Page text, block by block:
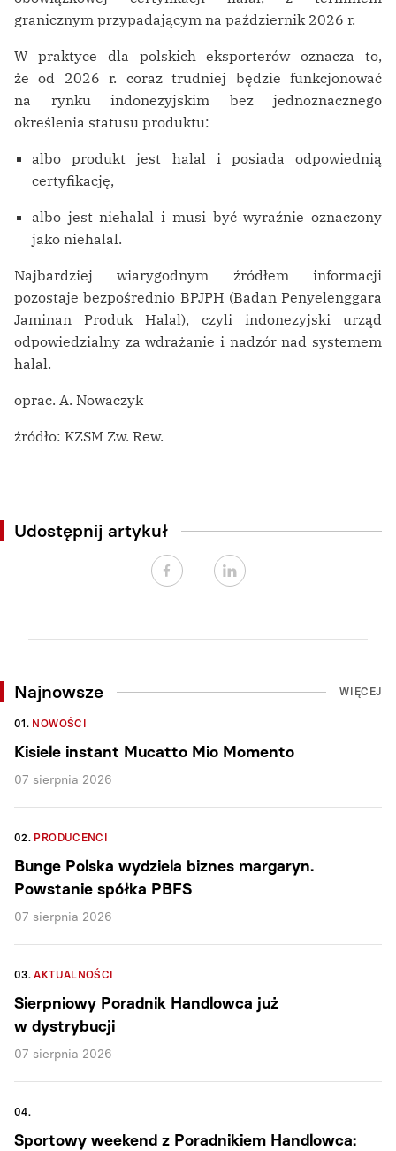
granicznym przypadającym na październik 2026 r.
W praktyce dla polskich eksporterów oznacza to,
że od 2026 r. coraz trudniej będzie funkcjonować
na rynku indonezyjskim bez jednoznacznego
określenia statusu produktu:
albo produkt jest halal i posiada odpowiednią
certyfikację,
albo jest niehalal i musi być wyraźnie oznaczony
jako niehalal.
Najbardziej wiarygodnym źródłem informacji
pozostaje bezpośrednio BPJPH (Badan Penyelenggara
Jaminan Produk Halal), czyli indonezyjski urząd
odpowiedzialny za wdrażanie i nadzór nad systemem
halal.
oprac. A. Nowaczyk
źródło: KZSM Zw. Rew.
Udostępnij artykuł
Najnowsze WIĘCEJ
01. NOWOŚCI
Kisiele instant Mucatto Mio Momento
07 sierpnia 2026
02. PRODUCENCI
Bunge Polska wydziela biznes margaryn.
Powstanie spółka PBFS
07 sierpnia 2026
03. AKTUALNOŚCI
Sierpniowy Poradnik Handlowca już
w dystrybucji
07 sierpnia 2026
04.
Sportowy weekend z Poradnikiem Handlowca: